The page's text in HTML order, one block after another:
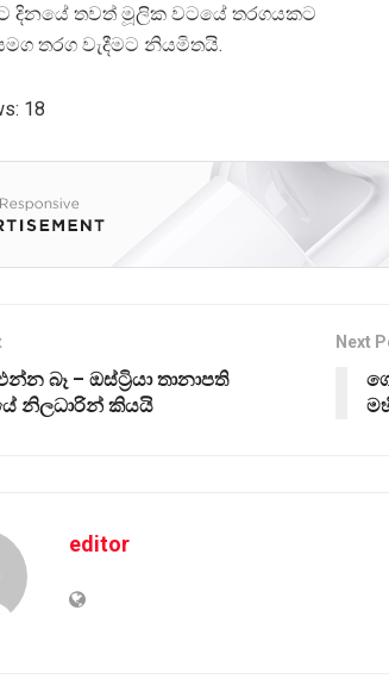
දිනයේ තවත් මූලික වටයේ තරගයකට
තරග වැදීමට නියමිතයි.
18
බෑ – ඔස්ට්‍රියා තානාපති
නිලධාරින් කියයි
Next
editor